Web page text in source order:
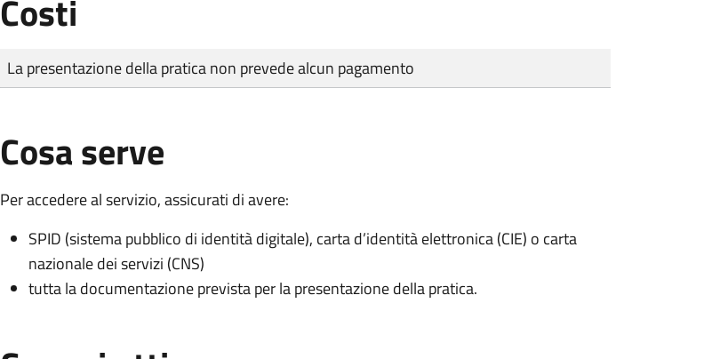
Costi
Tipo di pagamento
Importo
La presentazione della pratica non prevede alcun pagamento
Cosa serve
Per accedere al servizio, assicurati di avere:
SPID (sistema pubblico di identità digitale), carta d’identità elettronica (CIE) o carta
nazionale dei servizi (CNS)
tutta la documentazione prevista per la presentazione della pratica.